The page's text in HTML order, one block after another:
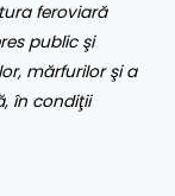
feroviară
public şi
mărfurilor şi a
în condiţii